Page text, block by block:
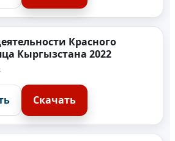
Красного
Кыргызстана 2022
Скачать